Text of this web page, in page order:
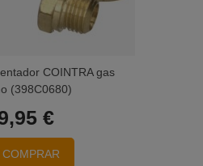
COINTRA gas
(398C0680)
€
COMPRAR